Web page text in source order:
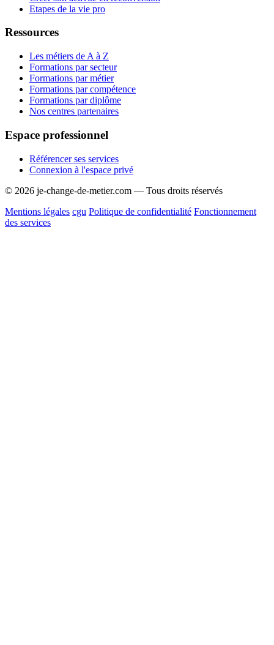
Etapes de la vie pro
Ressources
Les métiers de A à Z
Formations par secteur
Formations par métier
Formations par compétence
Formations par diplôme
Nos centres partenaires
Espace professionnel
Référencer ses services
Connexion à l'espace privé
© 2026 je-change-de-metier.com — Tous droits réservés
Mentions légales cgu Politique de confidentialité Fonctionnement
des services